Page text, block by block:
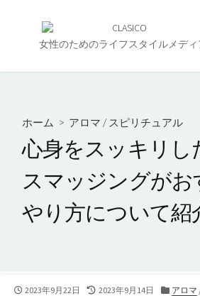
女性のためのライフスタイルメディ
ホーム > アロマ / スピリチュアル
心身をスッキリし
スマッジングがお
やり方について紹
公
2023年9月22日
最
2023年9月14日
カ
アロマ